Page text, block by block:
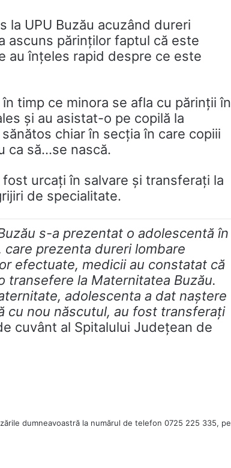
la UPU Buzău acuzând dureri
ascuns părinților faptul că este
au înțeles rapid despre ce este
timp ce minora se afla cu părinții în
și au asistat-o pe copilă la
chiar în secția în care copiii
ca să…se nască.
urcați în salvare și transferați la
de specialitate.
s-a prezentat o adolescentă în
care prezenta dureri lombare
efectuate, medicii au constatat că
transefere la Maternitatea Buzău.
adolescenta a dat naștere
cu nou născutul, au fost transferați
cuvânt al Spitalului Județean de
dumneavoastră la numărul de telefon 0725 225 335, pe